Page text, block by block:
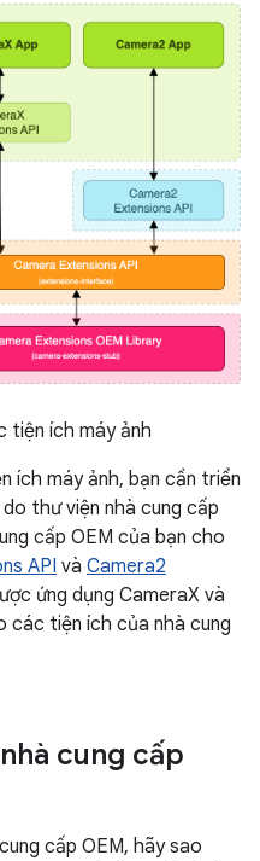
tiện ích máy ảnh
ích máy ảnh, bạn cần triển
do thư viện nhà cung cấp
cấp OEM của bạn cho
API và Camera2
ứng dụng CameraX và
các tiện ích của nhà cung
cung cấp
cấp OEM, hãy sao